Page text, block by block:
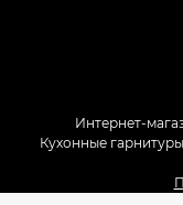
Интернет-
Кухонные